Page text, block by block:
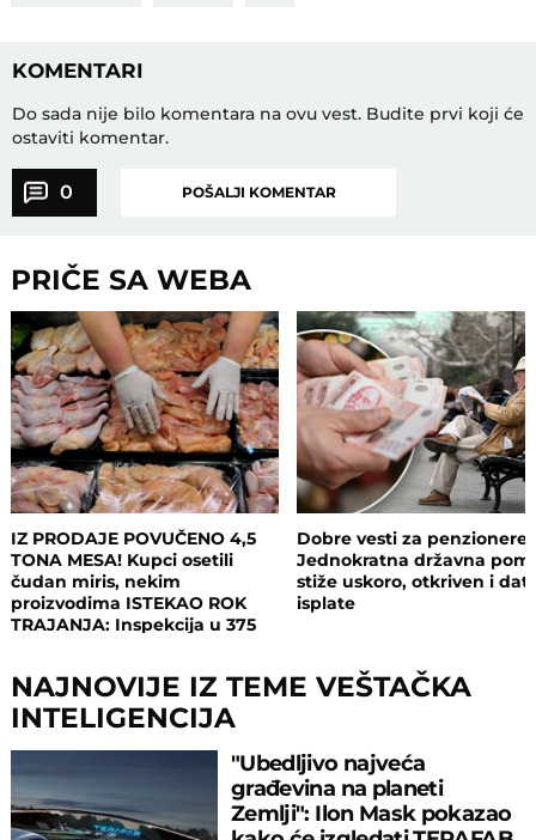
KOMENTARI
Do sada nije bilo komentara na ovu vest. Budite prvi koji će
ostaviti komentar.
0 POŠALJI KOMENTAR
PRIČE SA WEBA
IZ PRODAJE POVUČENO 4,5
TONA MESA! Kupci osetili
čudan miris, nekim
proizvodima ISTEKAO ROK
TRAJANJA: Inspekcija u 375
Dobre vesti za penzionere:
Jednokratna državna
stiže uskoro, otkriven i
isplate
NAJNOVIJE IZ TEME VEŠTAČKA
INTELIGENCIJA
"Ubedljivo najveća
građevina na planeti
Zemlji": Ilon Mask pokazao